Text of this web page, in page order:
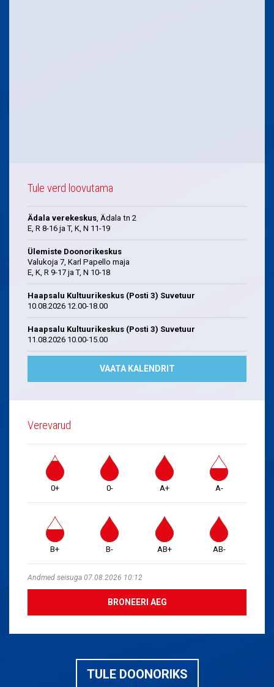
Tule verd loovutama
Ädala verekeskus, Ädala tn 2
E, R 8-16 ja T, K, N 11-19
Ülemiste Doonorikeskus
Valukoja 7, Karl Papello maja
E, K, R 9-17 ja T, N 10-18
Haapsalu Kultuurikeskus (Posti 3) Suvetuur
10.08.2026 12.00-18.00
Haapsalu Kultuurikeskus (Posti 3) Suvetuur
11.08.2026 10.00-15.00
VAATA KALENDRIT
Verevarud
0+ 0- A+ A-
B+ B- AB+ AB-
Andmed seisuga 07.08.2026 10:12
BRONEERI AEG
TULE DOONORIKS